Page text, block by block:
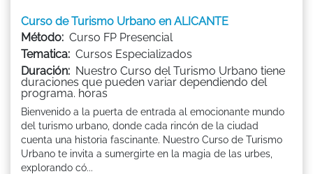
Curso de Turismo Urbano en ALICANTE
Método: Curso FP Presencial
Tematica: Cursos Especializados
Duración: Nuestro Curso del Turismo Urbano tiene
duraciones que pueden variar dependiendo del
programa. horas
Bienvenido a la puerta de entrada al emocionante mundo
del turismo urbano, donde cada rincón de la ciudad
cuenta una historia fascinante. Nuestro Curso de Turismo
Urbano te invita a sumergirte en la magia de las urbes,
explorando có...